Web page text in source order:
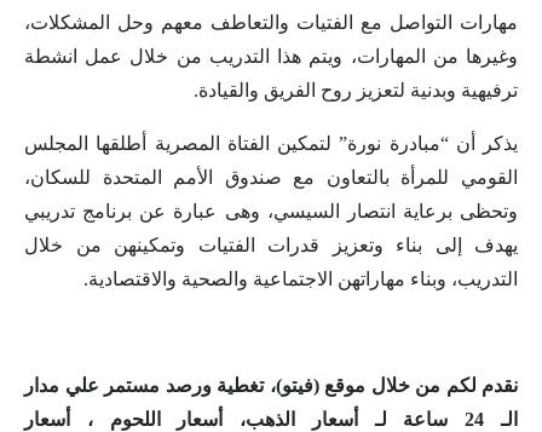
مهارات التواصل مع الفتيات والتعاطف معهم وحل المشكلات،
وغيرها من المهارات، ويتم هذا التدريب من خلال عمل انشطة
ترفيهية وبدنية لتعزيز روح الفريق والقيادة.
يذكر أن “مبادرة نورة” لتمكين الفتاة المصرية أطلقها المجلس
القومي للمرأة بالتعاون مع صندوق الأمم المتحدة للسكان،
وتحظى برعاية انتصار السيسي، وهى عبارة عن برنامج تدريبي
يهدف إلى بناء وتعزيز قدرات الفتيات وتمكينهن من خلال
التدريب، وبناء مهاراتهن الاجتماعية والصحية والاقتصادية.
نقدم لكم من خلال موقع (فيتو)، تغطية ورصد مستمر علي مدار
الـ 24 ساعة لـ
أسعار الذهب، أسعار اللحوم ، أسعار